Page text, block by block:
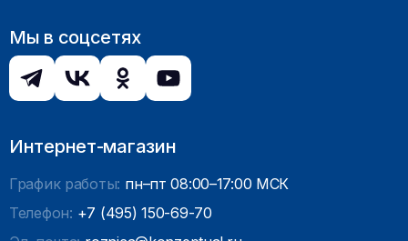
Мы в соцсетях
Интернет-магазин
График работы: пн–пт 08:00–17:00 МСК
Телефон: +7 (495) 150-69-70